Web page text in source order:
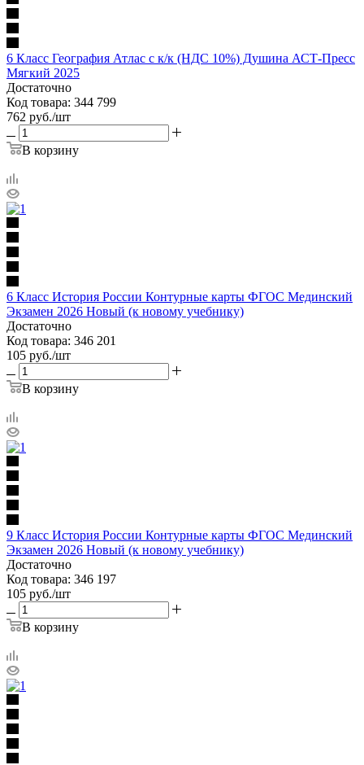
6 Класс География Атлас с к/к (НДС 10%) Душина АСТ-Пресс
Мягкий 2025
Достаточно
Код товара: 344 799
762 руб./шт
В корзину
6 Класс История России Контурные карты ФГОС Мединский
Экзамен 2026 Новый (к новому учебнику)
Достаточно
Код товара: 346 201
105 руб./шт
В корзину
9 Класс История России Контурные карты ФГОС Мединский
Экзамен 2026 Новый (к новому учебнику)
Достаточно
Код товара: 346 197
105 руб./шт
В корзину